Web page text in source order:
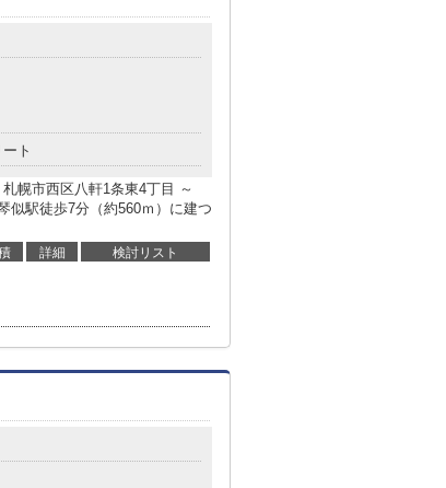
ト
幌市西区八軒1条東4丁目 ～
似駅徒歩7分（約560ｍ）に建つ
詳細 検討リスト